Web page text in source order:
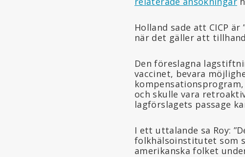
Holland sade att CICP
när det gäller att
Den föreslagna
vaccinet, bevara
kompensationsprogram,
och skulle vara
lagförslagets passage
I ett uttalande sa Roy:
folkhälsoinstitutet som
amerikanska folket